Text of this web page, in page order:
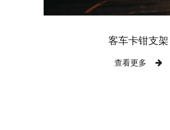
客车卡钳支架
查看更多